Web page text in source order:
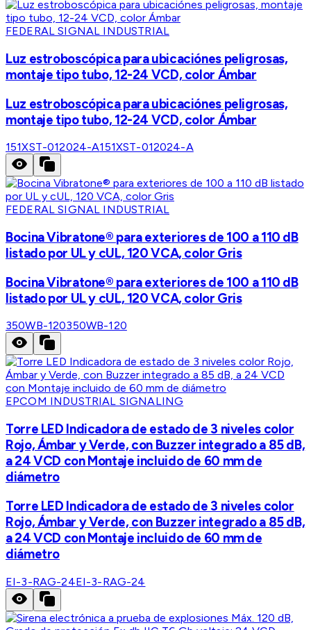
FEDERAL SIGNAL INDUSTRIAL
Luz estroboscópica para ubicaciónes peligrosas,
montaje tipo tubo, 12-24 VCD, color Ámbar
Luz estroboscópica para ubicaciónes peligrosas,
montaje tipo tubo, 12-24 VCD, color Ámbar
151XST-012024-A151XST-012024-A
FEDERAL SIGNAL INDUSTRIAL
Bocina Vibratone® para exteriores de 100 a 110 dB
listado por UL y cUL, 120 VCA, color Gris
Bocina Vibratone® para exteriores de 100 a 110 dB
listado por UL y cUL, 120 VCA, color Gris
350WB-120350WB-120
EPCOM INDUSTRIAL SIGNALING
Torre LED Indicadora de estado de 3 niveles color
Rojo, Ámbar y Verde, con Buzzer integrado a 85 dB,
a 24 VCD con Montaje incluido de 60 mm de
diámetro
Torre LED Indicadora de estado de 3 niveles color
Rojo, Ámbar y Verde, con Buzzer integrado a 85 dB,
a 24 VCD con Montaje incluido de 60 mm de
diámetro
EI-3-RAG-24EI-3-RAG-24